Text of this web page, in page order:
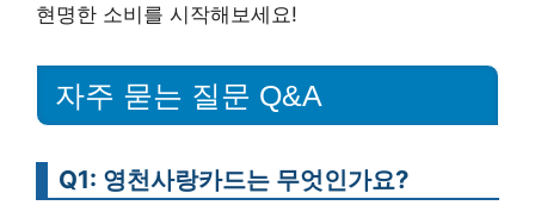
현명한 소비를 시작해보세요!
자주 묻는 질문 Q&A
Q1: 영천사랑카드는 무엇인가요?